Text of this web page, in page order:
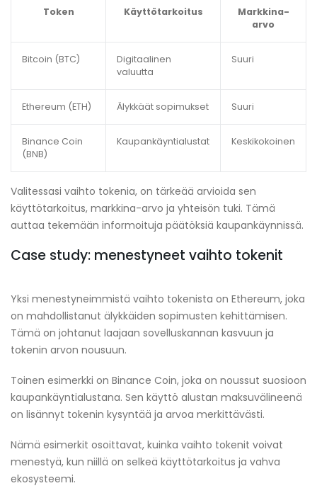
Token Käyttötarkoitus
Markkina-
arvo
Bitcoin (BTC)
Digitaalinen
valuutta
Suuri
Ethereum (ETH) Älykkäät sopimukset Suuri
Binance Coin
(BNB)
Kaupankäyntialustat Keskikokoinen
Valitessasi vaihto tokenia, on tärkeää arvioida sen
käyttötarkoitus, markkina-arvo ja yhteisön tuki. Tämä
auttaa tekemään informoituja päätöksiä kaupankäynnissä.
Case study: menestyneet vaihto tokenit
Yksi menestyneimmistä vaihto tokenista on Ethereum, joka
on mahdollistanut älykkäiden sopimusten kehittämisen.
Tämä on johtanut laajaan sovelluskannan kasvuun ja
tokenin arvon nousuun.
Toinen esimerkki on Binance Coin, joka on noussut suosioon
kaupankäyntialustana. Sen käyttö alustan maksuvälineenä
on lisännyt tokenin kysyntää ja arvoa merkittävästi.
Nämä esimerkit osoittavat, kuinka vaihto tokenit voivat
menestyä, kun niillä on selkeä käyttötarkoitus ja vahva
ekosysteemi.